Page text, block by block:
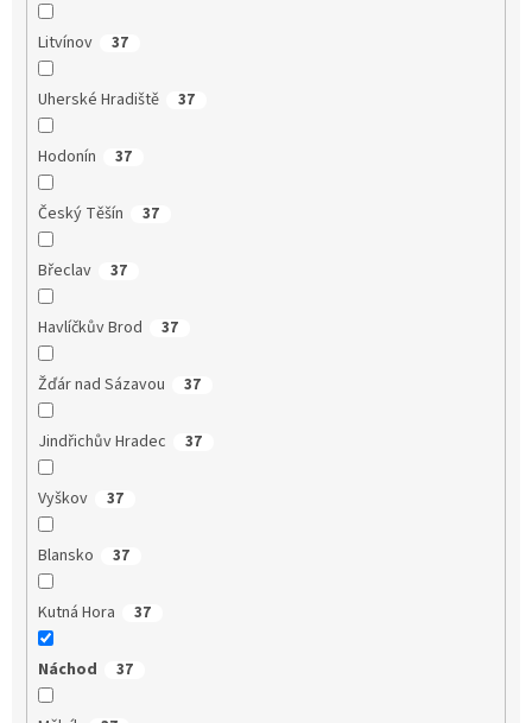
Litvínov 37
Uherské Hradiště 37
Hodonín 37
Český Těšín 37
Břeclav 37
Havlíčkův Brod 37
Žďár nad Sázavou 37
Jindřichův Hradec 37
Vyškov 37
Blansko 37
Kutná Hora 37
Náchod 37